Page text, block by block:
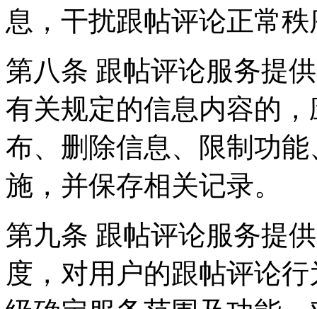
息，干扰跟帖评论正常
第八条 跟帖评论服务提
有关规定的信息内容的
布、删除信息、限制功
施，并保存相关记录。
第九条 跟帖评论服务提
度，对用户的跟帖评论